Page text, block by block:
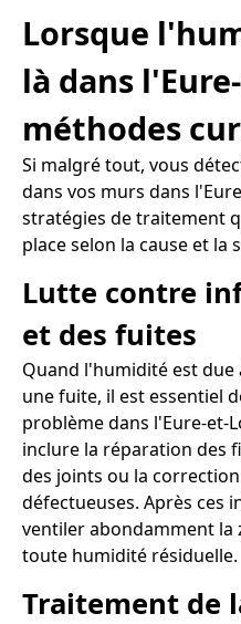
Lorsque
là dans
méthodes
Si malgré tout, vous
dans vos murs dans
stratégies de traitement
place selon la cause et la
Lutte contre
et des fuites
Quand l'humidité est
une fuite, il est essentiel
problème dans l'Eure-et-
inclure la réparation des
des joints ou la
défectueuses. Après ces
ventiler abondamment
toute humidité résiduelle.
Traitement de